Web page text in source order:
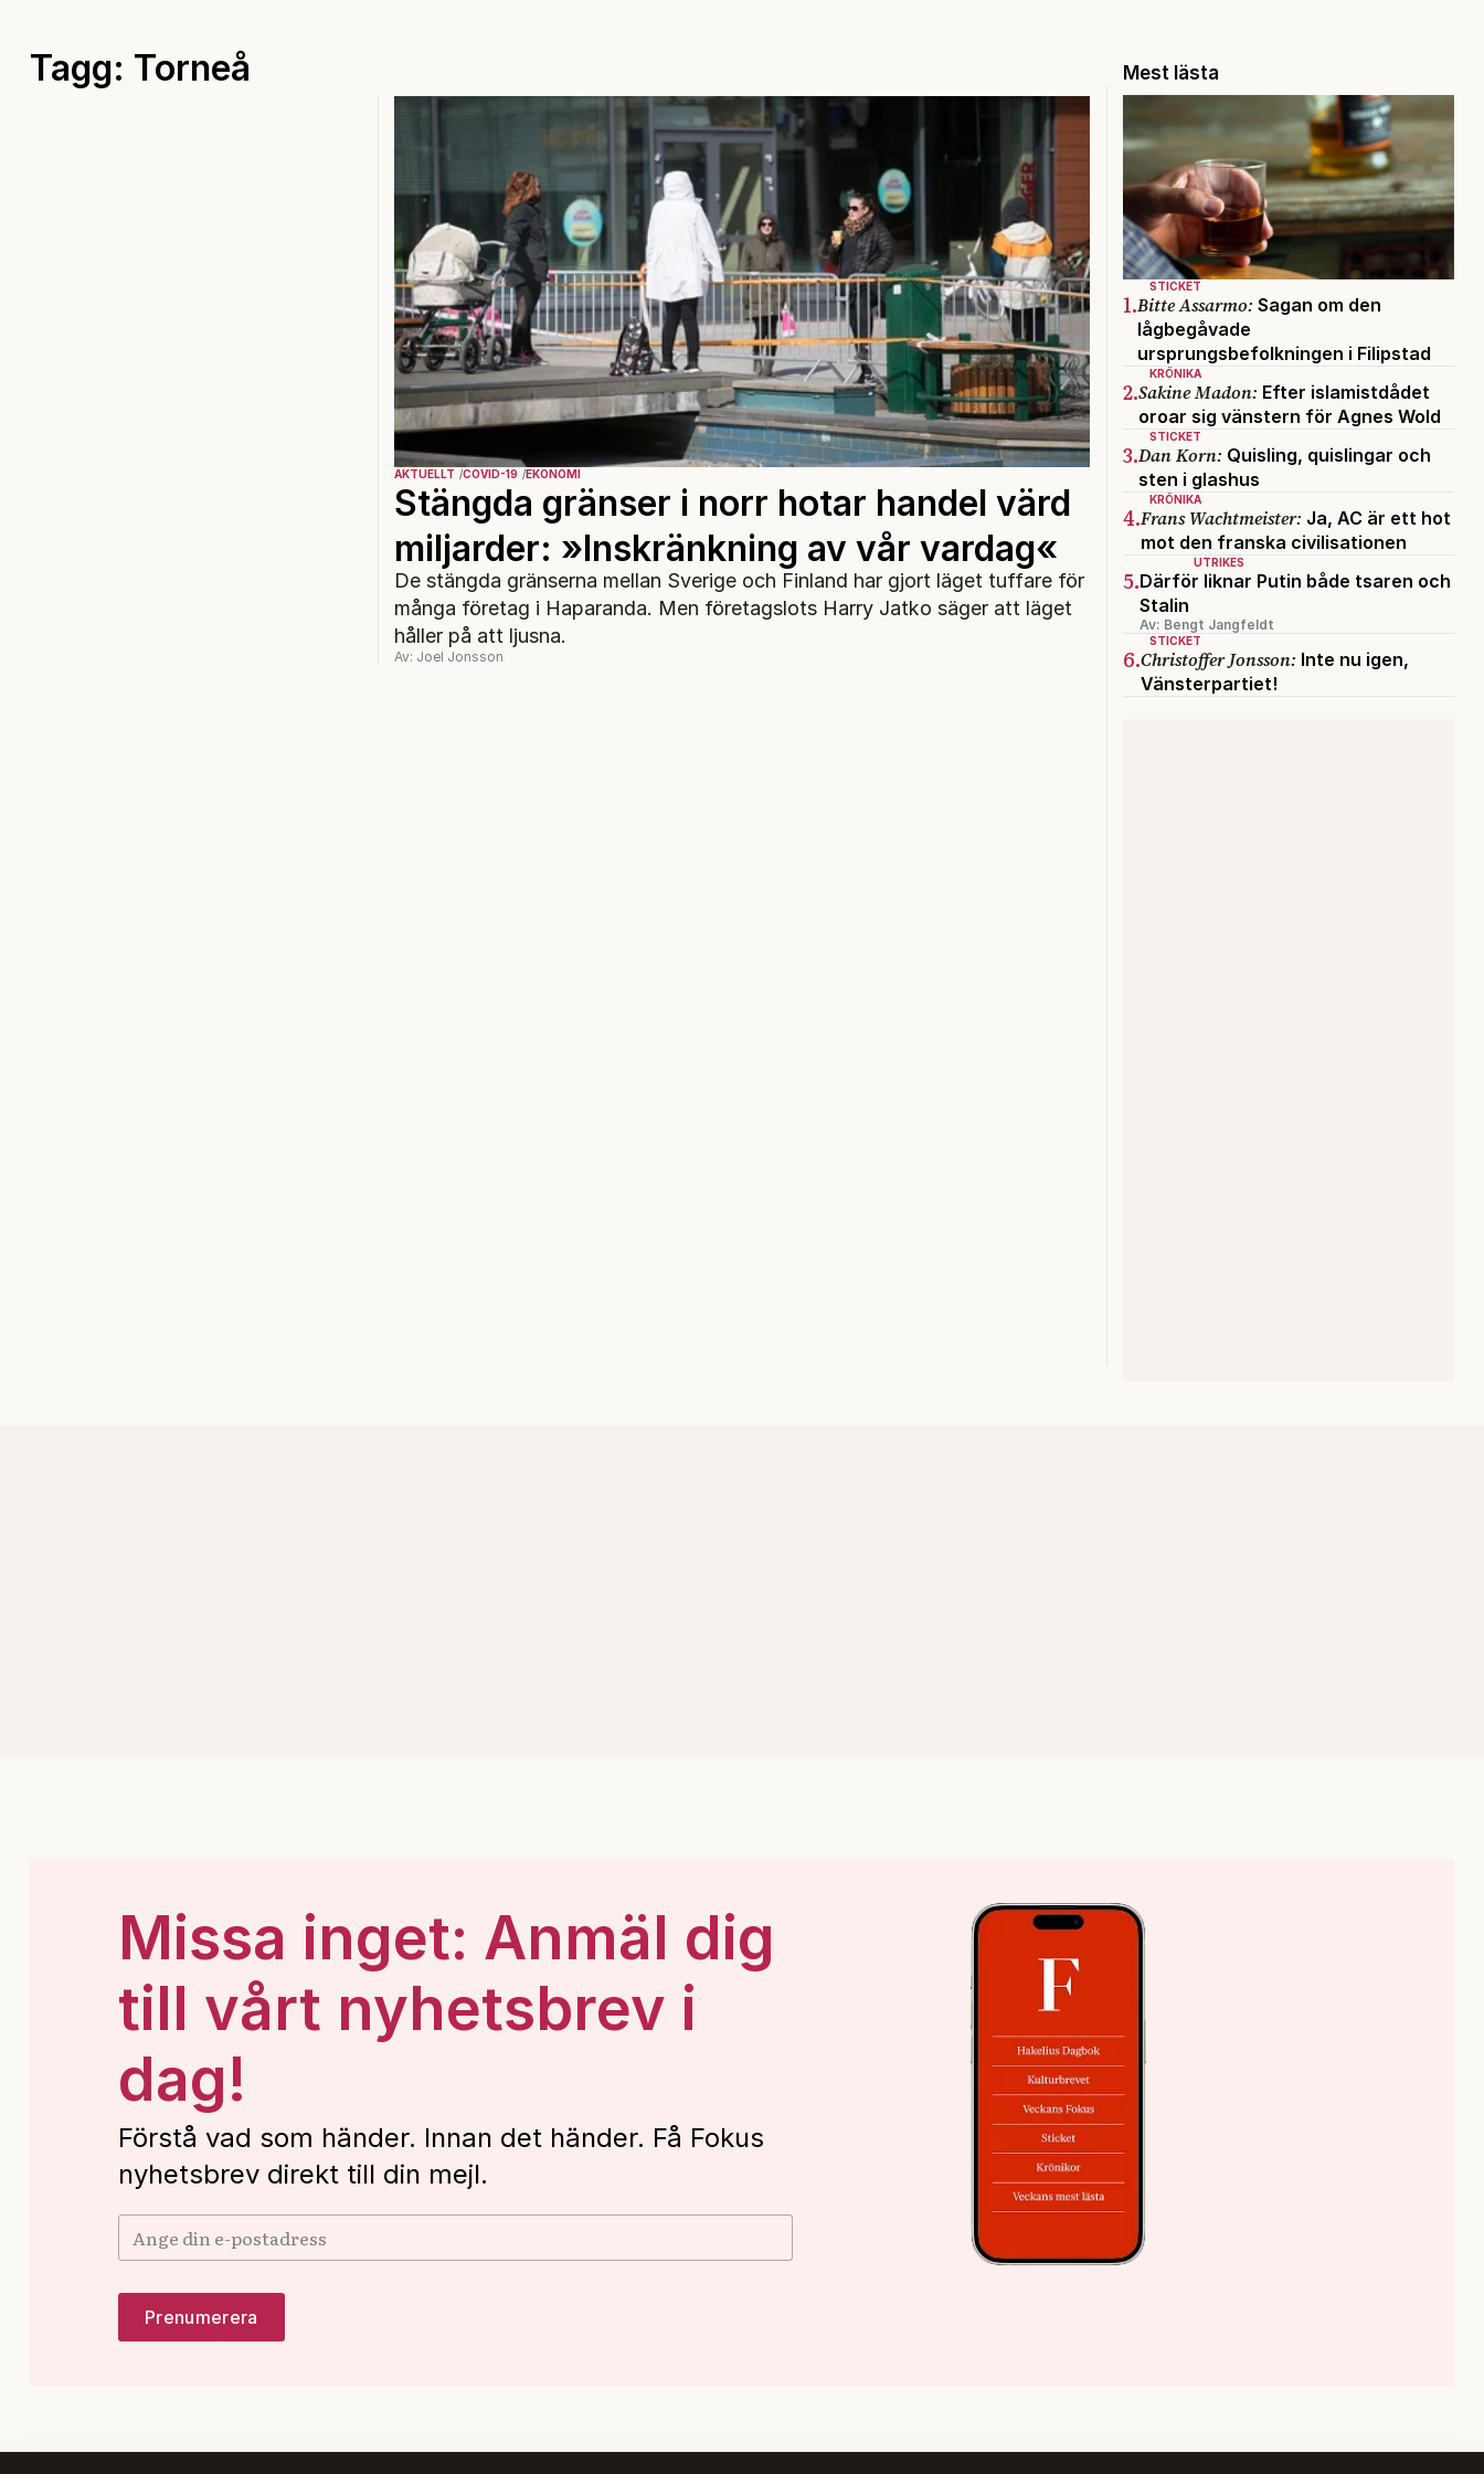
Tagg: Torneå
AKTUELLT COVID-19 EKONOMI
Stängda gränser i norr hotar handel värd
miljarder: »Inskränkning av vår vardag«
De stängda gränserna mellan Sverige och Finland har gjort läget tuffare för
många företag i Haparanda. Men företagslots Harry Jatko säger att läget
håller på att ljusna.
Av: Joel Jonsson
Mest lästa
STICKET
1.Bitte Assarmo: Sagan om den
lågbegåvade
ursprungsbefolkningen i Filipstad
KRÖNIKA
2.Sakine Madon: Efter islamistdådet
oroar sig vänstern för Agnes Wold
STICKET
3.Dan Korn: Quisling, quislingar och
sten i glashus
KRÖNIKA
4.Frans Wachtmeister: Ja, AC är ett hot
mot den franska civilisationen
UTRIKES
5.Därför liknar Putin både tsaren och
Stalin
Av: Bengt Jangfeldt
STICKET
6.Christoffer Jonsson: Inte nu igen,
Vänsterpartiet!
Missa inget: Anmäl dig
till vårt nyhetsbrev i
dag!
Förstå vad som händer. Innan det händer. Få Fokus
nyhetsbrev direkt till din mejl.